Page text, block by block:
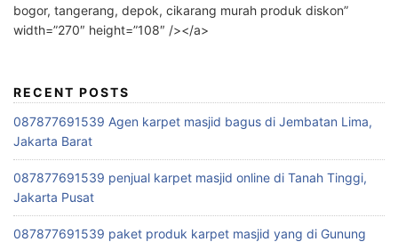
bogor, tangerang, depok, cikarang murah produk diskon”
width=”270″ height=”108″ /></a>
RECENT POSTS
087877691539 Agen karpet masjid bagus di Jembatan Lima,
Jakarta Barat
087877691539 penjual karpet masjid online di Tanah Tinggi,
Jakarta Pusat
087877691539 paket produk karpet masjid yang di Gunung